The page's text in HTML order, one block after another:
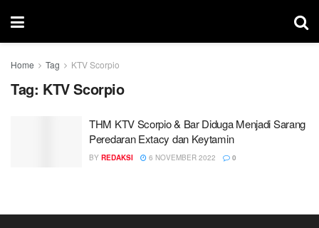
Home Tag KTV Scorpio
Tag: KTV Scorpio
THM KTV Scorpio & Bar Diduga Menjadi Sarang
Peredaran Extacy dan Keytamin
BY REDAKSI 6 NOVEMBER 2022 0